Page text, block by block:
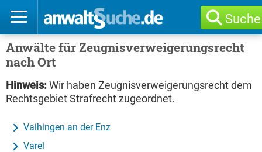
Suche
Anwälte für Zeugnisverweigerungsrecht
nach Ort
Hinweis:Wir haben Zeugnisverweigerungsrecht dem
Rechtsgebiet Strafrecht zugeordnet.
Vaihingen an der Enz
Varel